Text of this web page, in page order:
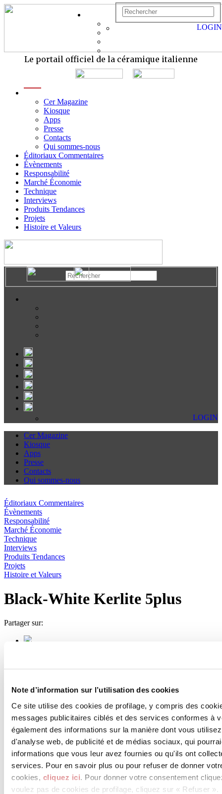
Note d’information sur l’utilisation des cookies
Ce site utilise des cookies de profilage, y compris des
messages publicitaires ciblés et des services conformes à
également des informations sur la manière dont vous
d'analyse web, de publicité et de médias sociaux, qui
informations que vous leur avez fournies ou qu'ils ont
services. Pour en savoir plus ou pour refuser de donner
cookies, cliquez ici. Pour donner votre consentement
voulez pas de cookies de profilage, cliquez sur « Refuser ».
Le portail officiel de la céramique italienne
Cer Magazine
Kiosque
Apps
Presse
Contacts
Qui sommes-nous
Éditoriaux Commentaires
Évènements
Responsabilité
Marché Économie
Technique
Interviews
Produits Tendances
Projets
Histoire et Valeurs
LOGIN
LOGIN
Cer Magazine
Kiosque
Apps
Presse
Contacts
Qui sommes-nous
Éditoriaux Commentaires
Évènements
Responsabilité
Marché Économie
Technique
Interviews
Produits Tendances
Projets
Histoire et Valeurs
Black-White Kerlite 5plus
Partager sur:
News
aziende